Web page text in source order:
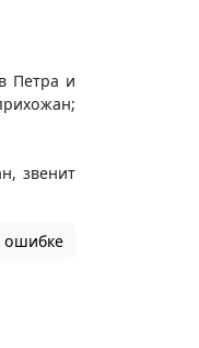
Петра и
звенит
ошибке